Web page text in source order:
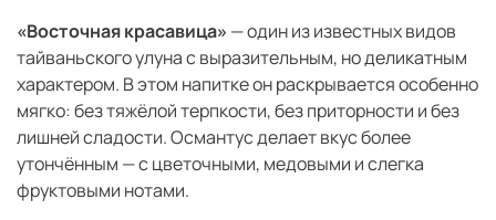
«Восточная красавица» — один из известных видов
тайваньского улуна с выразительным, но деликатным
характером. В этом напитке он раскрывается особенно
мягко: без тяжёлой терпкости, без приторности и без
лишней сладости. Османтус делает вкус более
утончённым — с цветочными, медовыми и слегка
фруктовыми нотами.